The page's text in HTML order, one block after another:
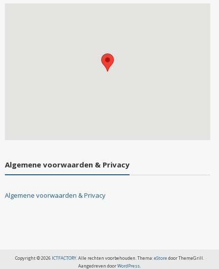
Algemene voorwaarden & Privacy
Algemene voorwaarden & Privacy
Copyright © 2026 ICTFACTORY. Alle rechten voorbehouden. Thema:eStore door ThemeGrill.
Aangedreven doorWordPress.